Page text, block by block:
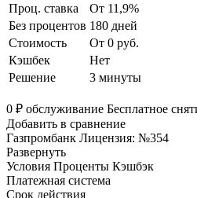
Проц. ставка
От 11,9%
Без процентов 180 дней
Стоимость
От 0 руб.
Кэшбек
Нет
Решение
3 минуты
0 ₽ обслуживание Бесплатное
Добавить в сравнение
Газпромбанк Лицензия: №354
Развернуть
Условия Проценты Кэшбэк
Платежная система
Срок действия